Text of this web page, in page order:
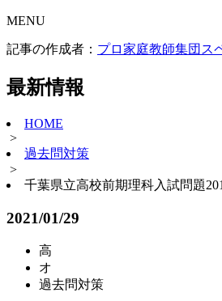
MENU
記事の作成者： プロ家庭教師集団ス
最新情報
HOME
>
過去問対策
>
千葉県立高校前期理科入試問題
2021/01/29
高
オ
過去問対策